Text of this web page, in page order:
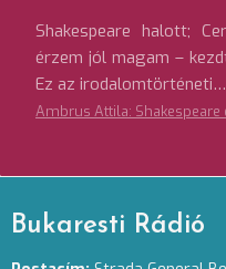
Shakespeare halott;
érzem jól magam –
Ez az irodalomtörténeti…
Ambrus Attila: Shakespeare
Bukaresti Rádió